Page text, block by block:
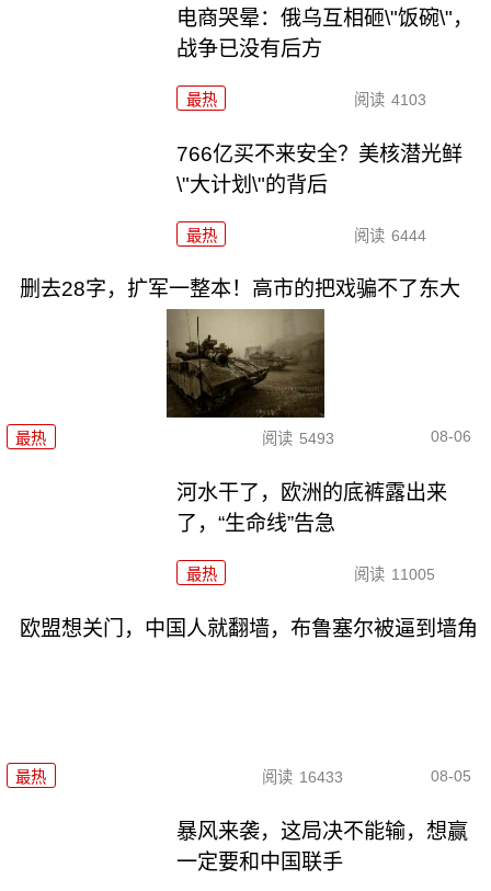
电商哭晕：俄乌互相砸\"饭碗\"，
战争已没有后方
最热 阅读 4103
766亿买不来安全？美核潜光鲜
\"大计划\"的背后
最热 阅读 6444
删去28字，扩军一整本！高市的把戏骗不了东大
最热 阅读 5493 08-06
河水干了，欧洲的底裤露出来
了，“生命线”告急
最热 阅读 11005
欧盟想关门，中国人就翻墙，布鲁塞尔被逼到墙角
最热 阅读 16433 08-05
暴风来袭，这局决不能输，想赢
一定要和中国联手